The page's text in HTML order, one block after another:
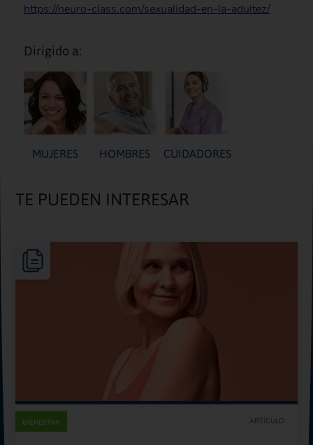
https://neuro-class.com/sexualidad-en-la-adultez/
Dirigido a:
MUJERES HOMBRES CUIDADORES
TE PUEDEN INTERESAR
BIENESTAR ARTÍCULO